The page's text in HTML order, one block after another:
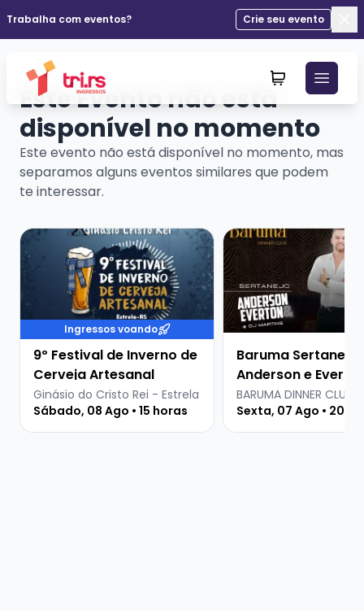
Trabalha com eventos?
Crie seu evento
Este Evento não está
disponível no momento
Este evento não está disponível no momento, mas
separamos alguns eventos similares que podem
te interessar.
Veja mais sobre 9º Festival de Inverno de Cerveja
Ingressos voando
9º Festival de Inverno de
Cerveja Artesanal
Ginásio do Cristo Rei - Estrela
Sábado, 08 Ago • 15 horas
Veja mais sobre
Baruma Sertanejo
Anderson e
Martins
BARUMA DINNER CLUB
Sexta, 07 Ago • 20